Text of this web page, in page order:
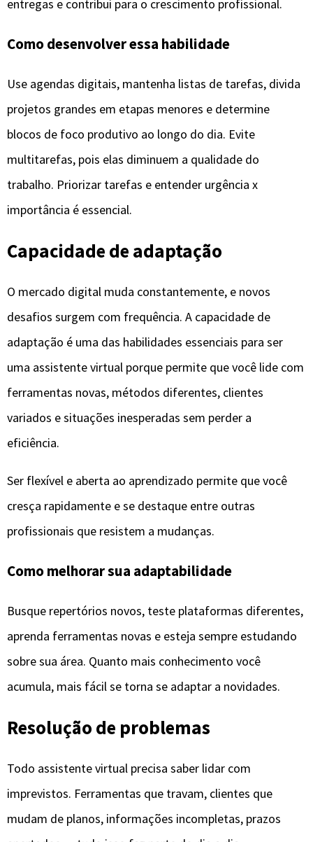
entregas e contribui para o crescimento profissional.
Como desenvolver essa habilidade
Use agendas digitais, mantenha listas de tarefas, divida
projetos grandes em etapas menores e determine
blocos de foco produtivo ao longo do dia. Evite
multitarefas, pois elas diminuem a qualidade do
trabalho. Priorizar tarefas e entender urgência x
importância é essencial.
Capacidade de adaptação
O mercado digital muda constantemente, e novos
desafios surgem com frequência. A capacidade de
adaptação é uma das habilidades essenciais para ser
uma assistente virtual porque permite que você lide com
ferramentas novas, métodos diferentes, clientes
variados e situações inesperadas sem perder a
eficiência.
Ser flexível e aberta ao aprendizado permite que você
cresça rapidamente e se destaque entre outras
profissionais que resistem a mudanças.
Como melhorar sua adaptabilidade
Busque repertórios novos, teste plataformas diferentes,
aprenda ferramentas novas e esteja sempre estudando
sobre sua área. Quanto mais conhecimento você
acumula, mais fácil se torna se adaptar a novidades.
Resolução de problemas
Todo assistente virtual precisa saber lidar com
imprevistos. Ferramentas que travam, clientes que
mudam de planos, informações incompletas, prazos